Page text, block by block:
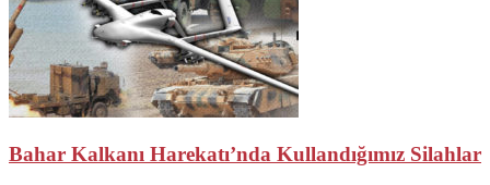
Bahar Kalkanı Harekatı’nda Kullandığımız Silahlar